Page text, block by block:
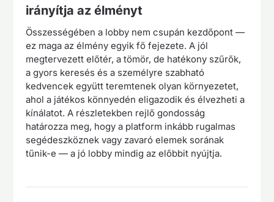
irányítja az élményt
Összességében a lobby nem csupán kezdőpont —
ez maga az élmény egyik fő fejezete. A jól
megtervezett előtér, a tömör, de hatékony szűrők,
a gyors keresés és a személyre szabható
kedvencek együtt teremtenek olyan környezetet,
ahol a játékos könnyedén eligazodik és élvezheti a
kínálatot. A részletekben rejlő gondosság
határozza meg, hogy a platform inkább rugalmas
segédeszköznek vagy zavaró elemek sorának
tűnik-e — a jó lobby mindig az előbbit nyújtja.